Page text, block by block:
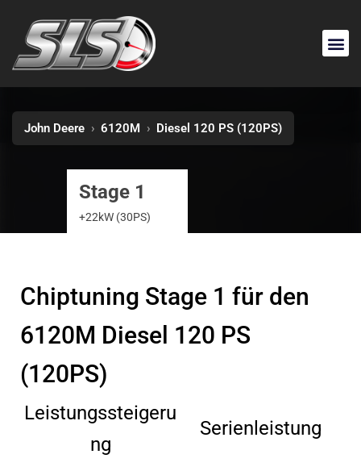
John Deere › 6120M › Diesel 120 PS (120PS)
Stage 1
+22kW (30PS)
Chiptuning Stage 1 für den
6120M Diesel 120 PS
(120PS)
Leistungssteigeru
ng
Serienleistung